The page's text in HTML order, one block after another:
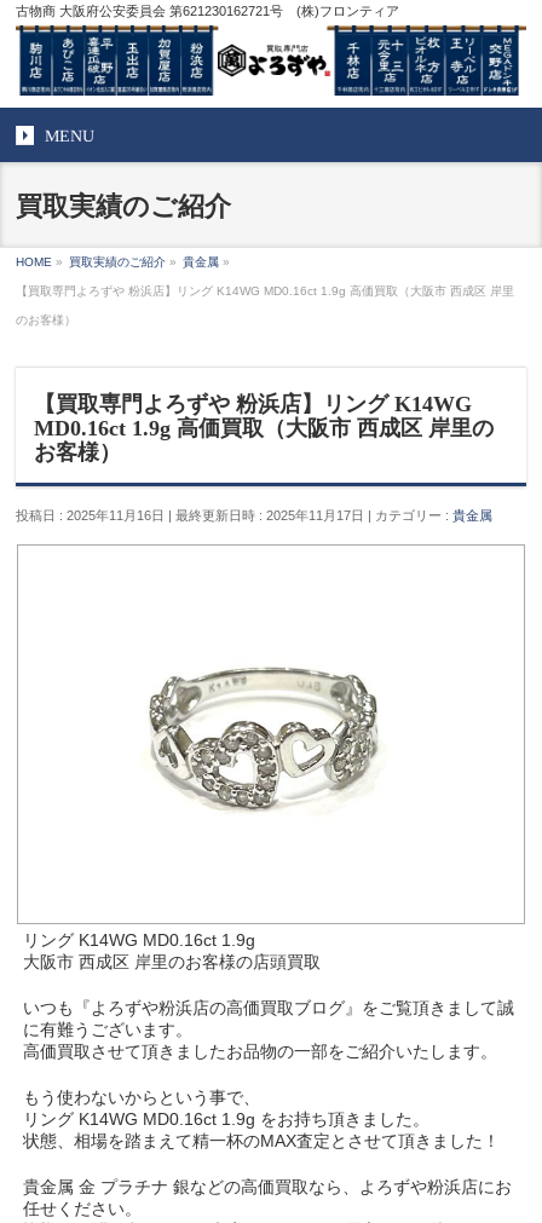
古物商 大阪府公安委員会 第621230162721号 (株)フロンティア
MENU
買取実績のご紹介
HOME » 買取実績のご紹介 » 貴金属 »
【買取専門よろずや 粉浜店】リング K14WG MD0.16ct 1.9g 高価買取（大阪市 西成区 岸里
のお客様）
【買取専門よろずや 粉浜店】リング K14WG
MD0.16ct 1.9g 高価買取（大阪市 西成区 岸里の
お客様）
投稿日 : 2025年11月16日 最終更新日時 : 2025年11月17日 カテゴリー :貴金属
リング K14WG MD0.16ct 1.9g
大阪市 西成区 岸里のお客様の店頭買取
いつも『よろずや粉浜店の高価買取ブログ』をご覧頂きまして誠
に有難うございます。
高価買取させて頂きましたお品物の一部をご紹介いたします。
もう使わないからという事で、
リング K14WG MD0.16ct 1.9g をお持ち頂きました。
状態、相場を踏まえて精一杯のMAX査定とさせて頂きました！
貴金属 金 プラチナ 銀などの高価買取なら、よろずや粉浜店にお
任せください。